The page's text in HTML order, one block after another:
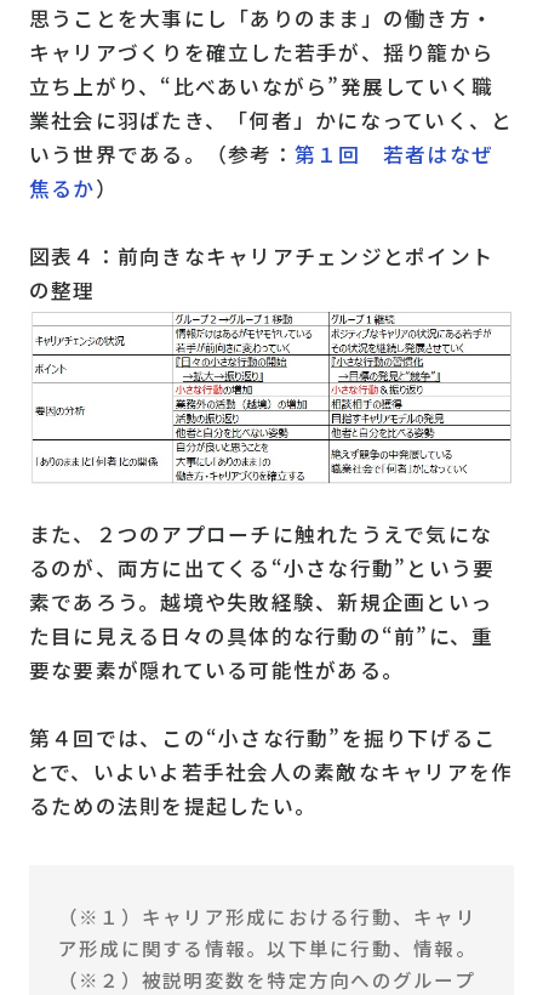
思うことを大事にし「ありのまま」の働き方・
キャリアづくりを確立した若手が、揺り籠から
立ち上がり、“比べあいながら”発展していく職
業社会に羽ばたき、「何者」かになっていく、と
いう世界である。（参考： 第１回 若者はなぜ
焦るか）
図表４：前向きなキャリアチェンジとポイント
の整理
また、２つのアプローチに触れたうえで気にな
るのが、両方に出てくる“小さな行動”という要
素であろう。越境や失敗経験、新規企画といっ
た目に見える日々の具体的な行動の“前”に、重
要な要素が隠れている可能性がある。
第４回では、この“小さな行動”を掘り下げるこ
とで、いよいよ若手社会人の素敵なキャリアを作
るための法則を提起したい。
（※１）キャリア形成における行動、キャリ
ア形成に関する情報。以下単に行動、情報。
（※２）被説明変数を特定方向へのグループ